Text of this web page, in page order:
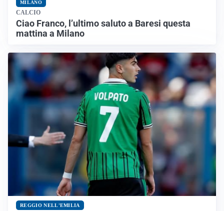
MILANO
CALCIO
Ciao Franco, l’ultimo saluto a Baresi questa
mattina a Milano
REGGIO NELL'EMILIA